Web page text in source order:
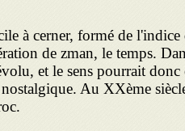
à cerner, formé de l'indice
de zman, le temps.
et le sens pourrait donc
Au XXème